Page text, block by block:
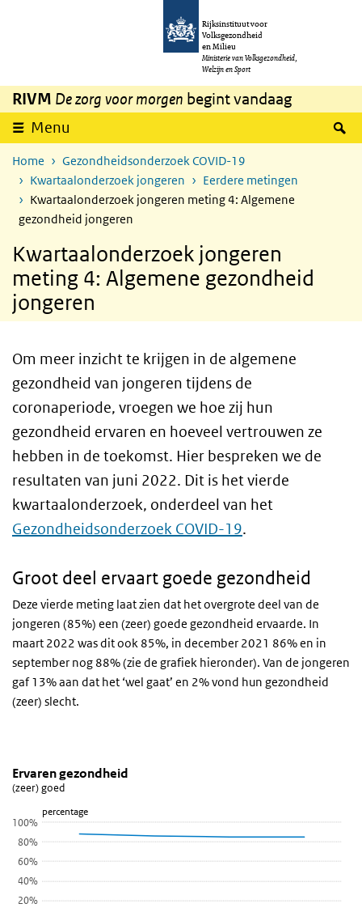
Overslaan en naar de inhoud gaan
Rijksinstituut voor
Volksgezondheid
en Milieu
Ministerie van Volksgezondheid,
Welzijn en Sport
RIVM De zorg voor morgen begint vandaag
Menu
Home
Gezondheidsonderzoek COVID-19
Kwartaalonderzoek jongeren
Eerdere metingen
Kwartaalonderzoek jongeren meting 4: Algemene
gezondheid jongeren
Kwartaalonderzoek jongeren
meting 4: Algemene gezondheid
jongeren
Om meer inzicht te krijgen in de algemene
gezondheid van jongeren tijdens de
coronaperiode, vroegen we hoe zij hun
gezondheid ervaren en hoeveel vertrouwen ze
hebben in de toekomst. Hier bespreken we de
resultaten van juni 2022. Dit is het vierde
kwartaalonderzoek, onderdeel van het
Gezondheidsonderzoek COVID-19.
Groot deel ervaart goede gezondheid
Deze vierde meting laat zien dat het overgrote deel van de
jongeren (85%) een (zeer) goede gezondheid ervaarde. In
maart 2022 was dit ook 85%, in december 2021 86% en in
september nog 88% (zie de grafiek hieronder). Van de jongeren
gaf 13% aan dat het ‘wel gaat’ en 2% vond hun gezondheid
(zeer) slecht.
Ervaren gezondheid (lijngrafiek)
Sla de grafiek 'Ervaren gezondheid' over en ga naar de datatabel
Ervaren gezondheid
Lijn grafiek met 4 data punten.
(zeer) goed
Bekijk als data tabel.
De grafiek heeft 1 X-as die categories weergeeft.
De grafiek heeft 1 Y-as die percentage weergeeft.
percentage
Ervaren gezondheid
(zeer) goed
20%
40%
60%
80%
100%